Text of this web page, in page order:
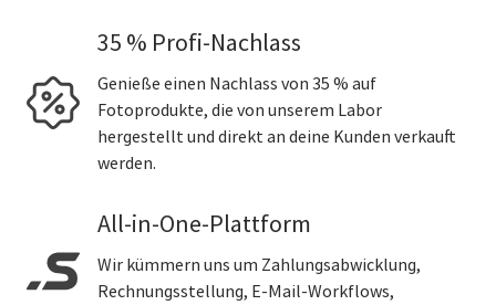
35 % Profi-Nachlass
Genieße einen Nachlass von 35 % auf
Fotoprodukte, die von unserem Labor
hergestellt und direkt an deine Kunden verkauft
werden.
All-in-One-Plattform
Wir kümmern uns um Zahlungsabwicklung,
Rechnungsstellung, E-Mail-Workflows,